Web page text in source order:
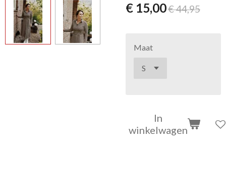
€ 15,00€ 44,95
Maat
In
winkelwagen